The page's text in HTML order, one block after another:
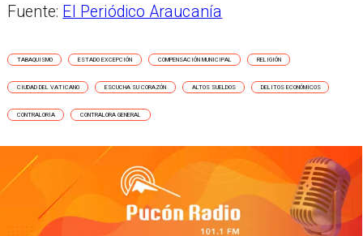
Fuente: El Periódico Araucanía
TABAQUISMO ESTADO EXCEPCIÓN COMPENSACIÓN MUNICIPAL RELIGIÓN
CIUDAD DEL VATICANO ESCUCHA SU CORAZÓN ALTOS SUELDOS DELITOS ECONÓMICOS
CONTRALORIA CONTRALORA GENERAL